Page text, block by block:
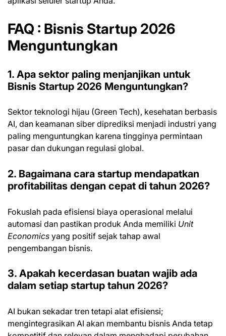
FAQ : Bisnis Startup 2026
Menguntungkan
1. Apa sektor paling menjanjikan untuk
Bisnis Startup 2026 Menguntungkan?
Sektor teknologi hijau (Green Tech), kesehatan berbasis
AI, dan keamanan siber diprediksi menjadi industri yang
paling menguntungkan karena tingginya permintaan
pasar dan dukungan regulasi global.
2. Bagaimana cara startup mendapatkan
profitabilitas dengan cepat di tahun 2026?
Fokuslah pada efisiensi biaya operasional melalui
automasi dan pastikan produk Anda memiliki Unit
Economics yang positif sejak tahap awal
pengembangan bisnis.
3. Apakah kecerdasan buatan wajib ada
dalam setiap startup tahun 2026?
AI bukan sekadar tren tetapi alat efisiensi;
mengintegrasikan AI akan membantu bisnis Anda tetap